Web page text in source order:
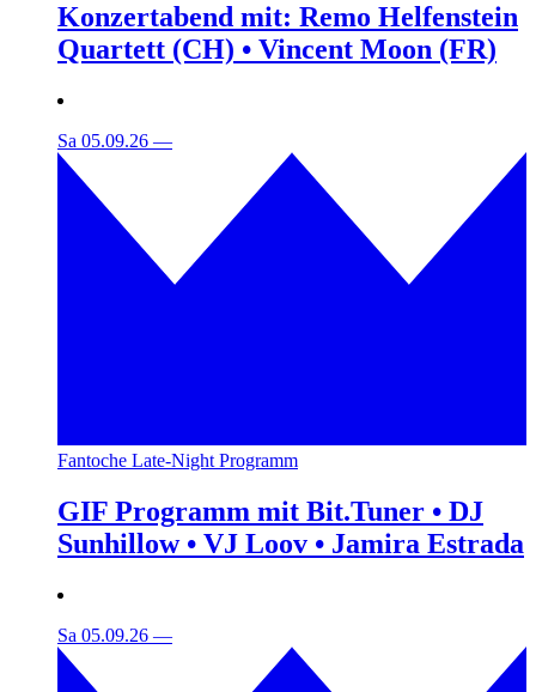
Konzertabend mit: Remo Helfenstein
Quartett (CH) • Vincent Moon (FR)
Sa 05.09.26 —
Fantoche Late-Night Programm
GIF Programm mit Bit.Tuner • DJ
Sunhillow • VJ Loov • Jamira Estrada
Sa 05.09.26 —